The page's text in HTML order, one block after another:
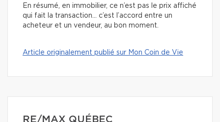
En résumé, en immobilier, ce n’est pas le prix affiché
qui fait la transaction… c’est l’accord entre un
acheteur et un vendeur, au bon moment.
Article originalement publié sur Mon Coin de Vie
RE/MAX QUÉBEC